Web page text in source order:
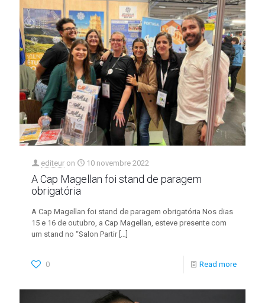
editeur on 10 novembre 2022
A Cap Magellan foi stand de paragem
obrigatória
A Cap Magellan foi stand de paragem obrigatória Nos dias
15 e 16 de outubro, a Cap Magellan, esteve presente com
um stand no “Salon Partir[…]
0 Read more